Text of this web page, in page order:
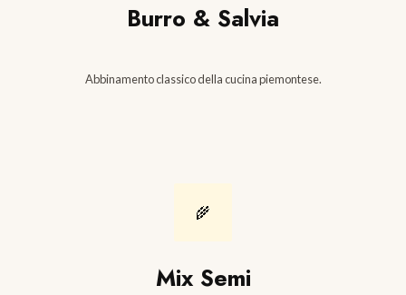
Burro & Salvia
Abbinamento classico della cucina piemontese.
🌾
Mix Semi